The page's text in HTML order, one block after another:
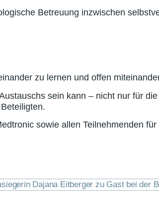
Betreuung inzwischen
zu lernen und offen
sein kann – nicht nur für
sowie allen Teilnehmenden